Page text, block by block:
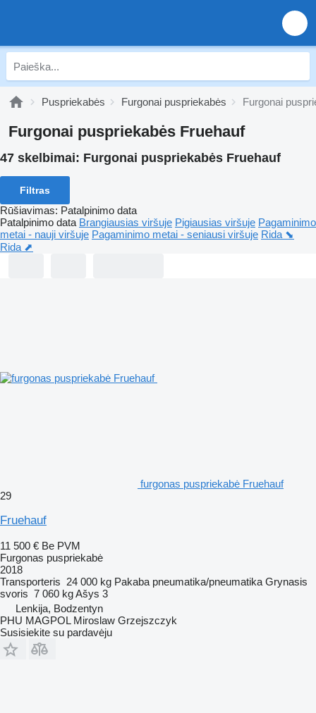
Puspriekabės Furgonai puspriekabės Furgonai
Furgonai puspriekabės Fruehauf
47 skelbimai: Furgonai puspriekabės Fruehauf
Filtras
Rūšiavimas: Patalpinimo data
Patalpinimo data Brangiausias viršuje Pigiausias viršuje Pagaminimo
metai - nauji viršuje Pagaminimo metai - seniausi viršuje Rida ⬊
Rida ⬈
furgonas puspriekabė Fruehauf
29
Fruehauf
11 500 € Be PVM
Furgonas puspriekabė
2018
Transporteris 24 000 kg Pakaba pneumatika/pneumatika Grynasis
svoris 7 060 kgAšys 3
Lenkija, Bodzentyn
PHU MAGPOL Miroslaw Grzejszczyk
Susisiekite su pardavėju